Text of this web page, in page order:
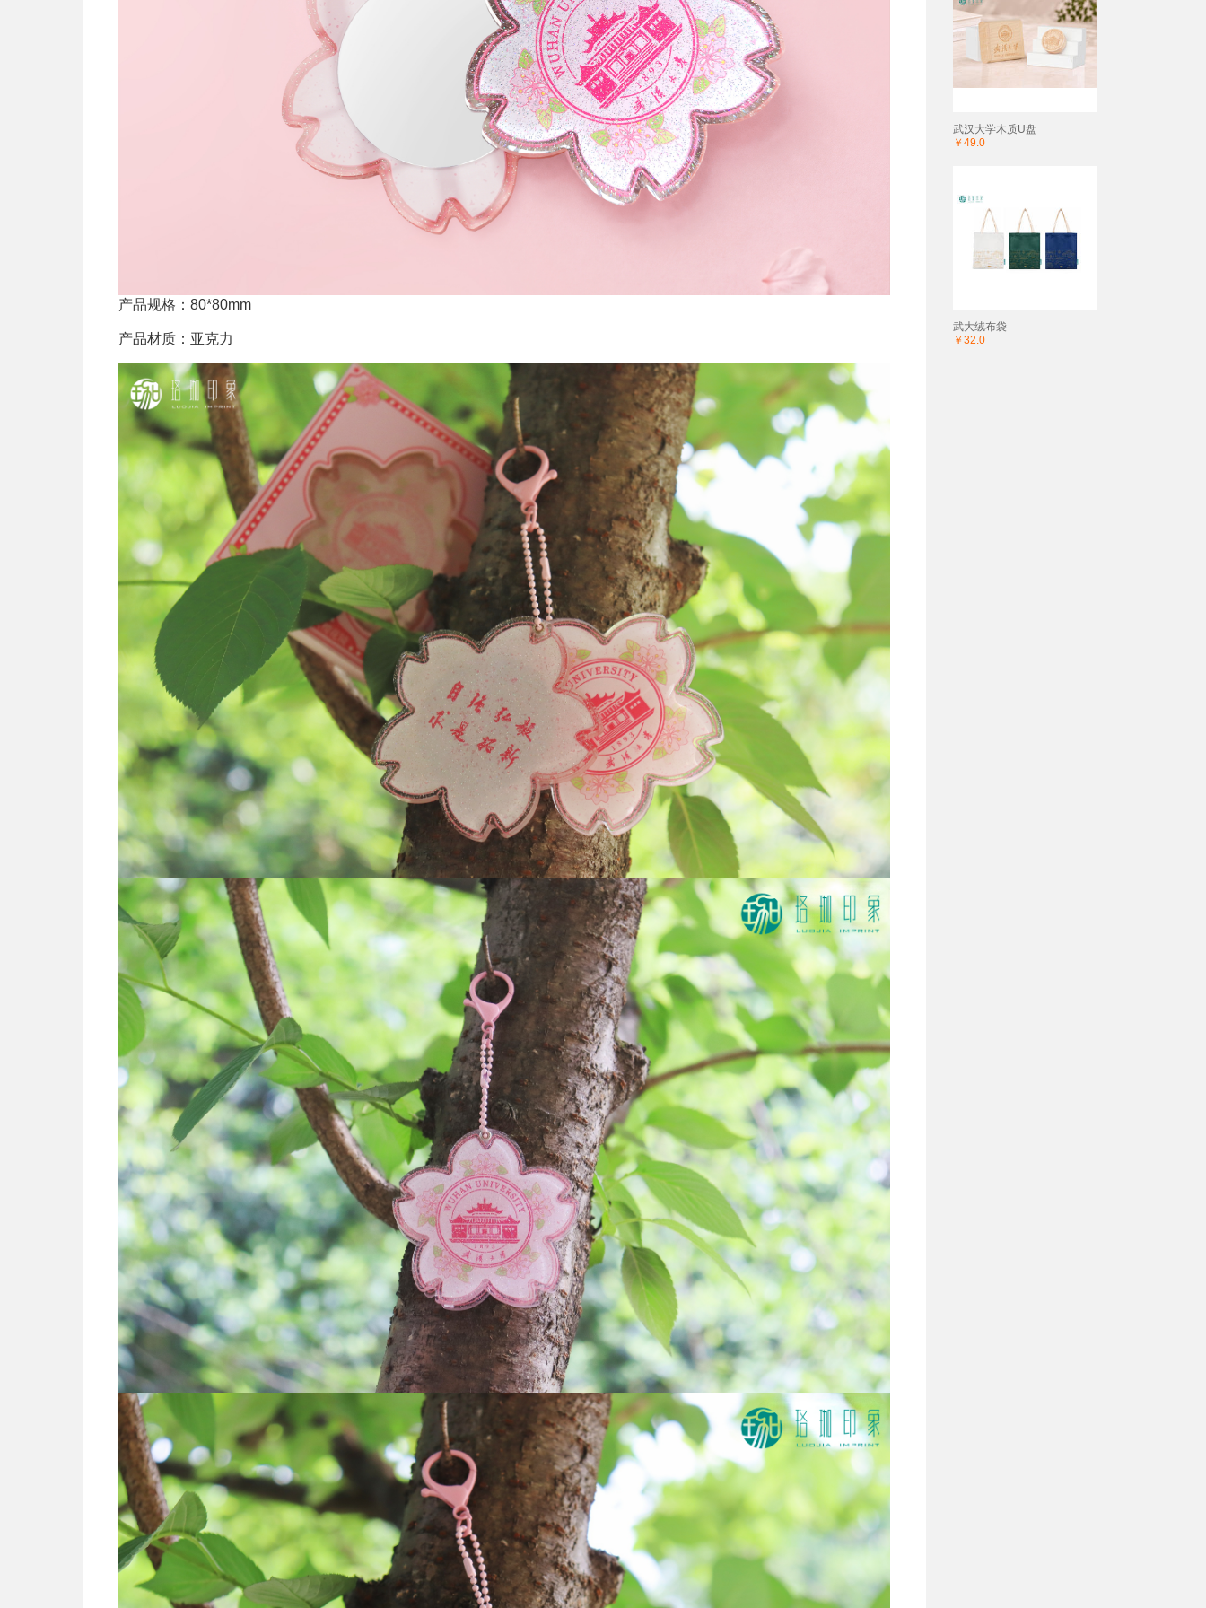
产品规格：80*80mm
产品材质：亚克力
武汉大学木质U盘
￥49.0
武大绒布袋
￥32.0